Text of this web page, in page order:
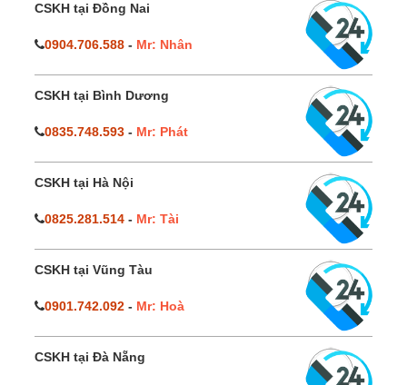
CSKH tại Đồng Nai
0904.706.588 - Mr: Nhân
CSKH tại Bình Dương
0835.748.593 - Mr: Phát
CSKH tại Hà Nội
0825.281.514 - Mr: Tài
CSKH tại Vũng Tàu
0901.742.092 - Mr: Hoà
CSKH tại Đà Nẵng